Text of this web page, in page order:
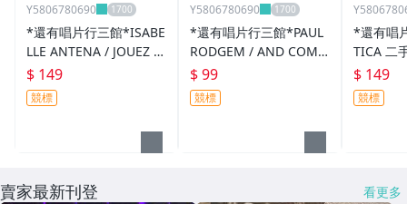
Y5806780690
*還有唱片行三館*ISABE
LLE ANTENA / JOUEZ L
E CINQ 二手 ZZ15468
(競標)
$ 149
競標
Y5806780690
*還有唱片行三館*PAUL
RODGEM / AND COMP
ANY 二手 ZZ16095(競
標)
$ 99
競標
*還有唱
TICA 二
標)
$ 149
競標
賣家最新刊登 看更多